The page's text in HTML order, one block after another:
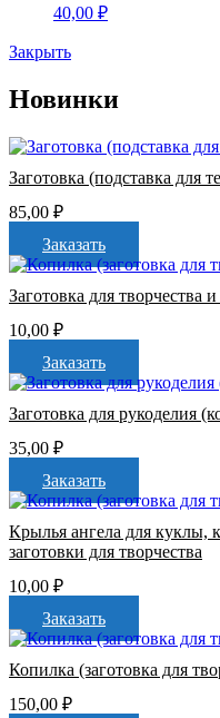
40,00 ₽
Закрыть
Новинки
Заготовка (подставка для
85,00 ₽
Заказать
Заготовка для творчества
10,00 ₽
Заказать
Заготовка для рукоделия
35,00 ₽
Заказать
Крылья ангела для куклы,
заготовки для творчества
10,00 ₽
Заказать
Копилка (заготовка для
150,00 ₽